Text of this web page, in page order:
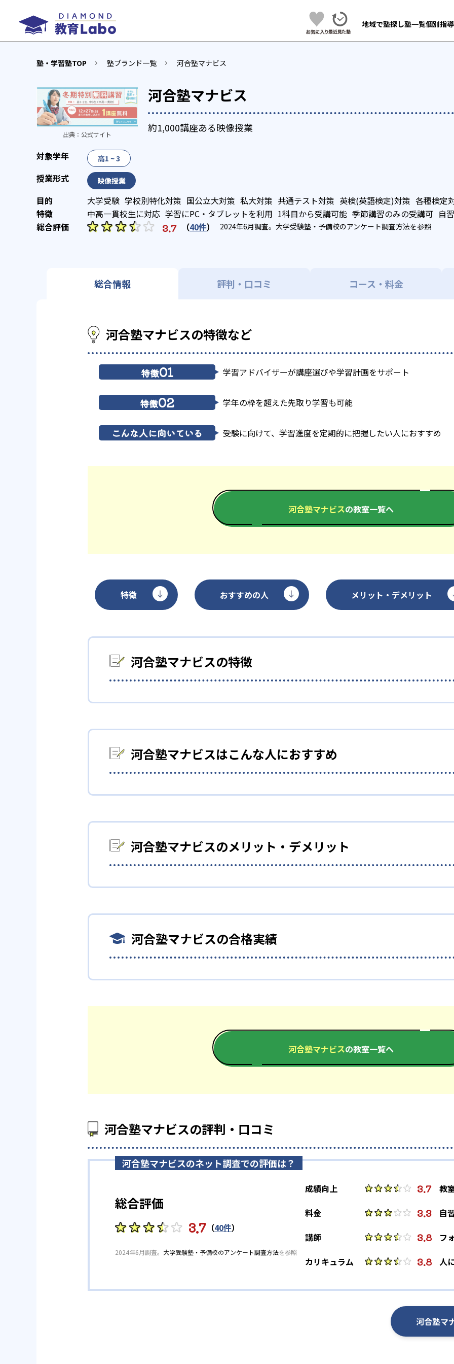
地域で塾探し塾一覧個別指
塾・学習塾TOP 塾ブランド一覧 河合塾マナビス
河合塾マナビス
約1,000講座ある映像授業
出典： 公式サイト
高1 ~ 3
映像授業
大学受験 学校別特化対策 国公立大対策 私大対策 共通テスト対策 英検(英語検定)対策 各種検定
中高一貫校生に対応 学習にPC・タブレットを利用 1科目から受講可能 季節講習のみの受講可 自
3.7 （40件） 2024年6月調査。 大学受験塾・予備校のアンケート調査方法を参照
総合情報 評判・口コミ コース・料金
河合塾マナビスの特徴など
特徴01 学習アドバイザーが講座選びや学習計画をサポート
特徴02 学年の枠を超えた先取り学習も可能
こんな人に向いている 受験に向けて、学習進度を定期的に把握したい人におすすめ
河合塾マナビスの教室一覧へ
特徴 おすすめの人 メリット・デメリット
河合塾マナビスの特徴
01 約1,000講座ある映像授業
河合塾マナビスの映像授業は、英語だけでも240種類以上あり、合計1,000種類以上に及ぶ。
映像授業は「基礎レベル」「標準レベル」「応用レベル」「発展レベル」に分かれており、
河合塾マナビスでは、高1・2年生を対象に定期的に「学力到達度テスト」を行っている。学
測することで、志望校別に到達度を把握することができる。
03 アドバイスタイム
河合塾マナビスでは、毎回の映像授業とチェックテストの後に、5分程度の面談を行っている
ことでより理解を深め、復習すべき箇所を可視化できるだろう。
河合塾マナビスはこんな人におすすめ
高校生 自分のスケジュールに合わせて受講したい生徒向け
状況に応じて受講数も柔軟に増減でき、部活動が忙しい時期や長期休暇などに計画的に学習量
河合塾マナビスのメリット・デメリット
どんなメリットがある？
学力を高められる。
また、集団授業のような仲間と切磋琢磨する学習環境ではないため、ライバル心を燃やして
とっては、物足りなく感じてしまう恐れもある。
河合塾マナビスの合格実績
河合塾マナビスの合格実績は？
広島大学 621 九州大学 721
東京理科大学 5,089 上智大学 3,235 立教大学 4,767
※2023年、公式サイト
河合塾マナビスの教室一覧へ
河合塾マナビスの評判・口コミ
河合塾マナビスのネット調査での評価は？
総合評価
3.7 （40件）
2024年6月調査。 大学受験塾・予備校のアンケート調査方法を参照
成績向上 3.7
料金 3.3
講師 3.8
カリキュラム 3.8
教
自
フ
人
河合塾マ